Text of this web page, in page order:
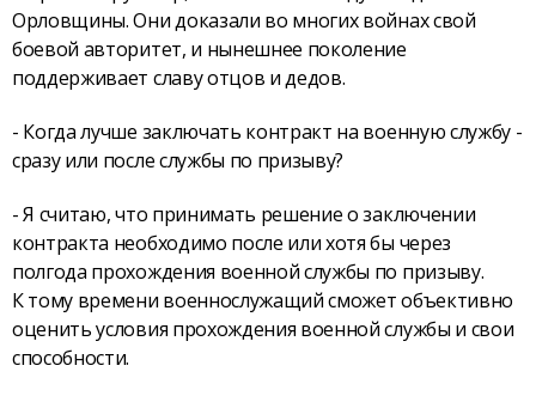
Орловщины. Они доказали во многих войнах свой
боевой авторитет, и нынешнее поколение
поддерживает славу отцов и дедов.
- Когда лучше заключать контракт на военную службу -
сразу или после службы по призыву?
- Я считаю, что принимать решение о заключении
контракта необходимо после или хотя бы через
полгода прохождения военной службы по призыву.
К тому времени военнослужащий сможет объективно
оценить условия прохождения военной службы и свои
способности.